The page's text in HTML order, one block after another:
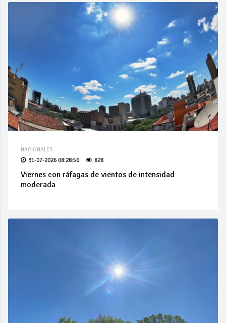
NACIONALES
31-07-2026 08:28:56 828
Viernes con ráfagas de vientos de intensidad
moderada